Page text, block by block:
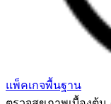
แพ็คเกจพื้นฐาน